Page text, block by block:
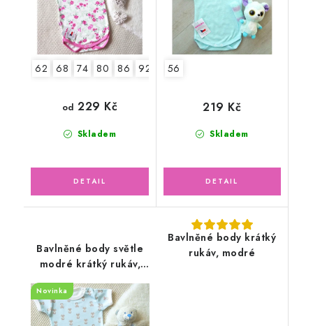
62 68 74 80 86 92
Skladem
od 229 Kč
56
Skladem
219 Kč
Bavlněné body světle
modré krátký rukáv,
Novinka
Bavlněné body krátký
rukáv, modré